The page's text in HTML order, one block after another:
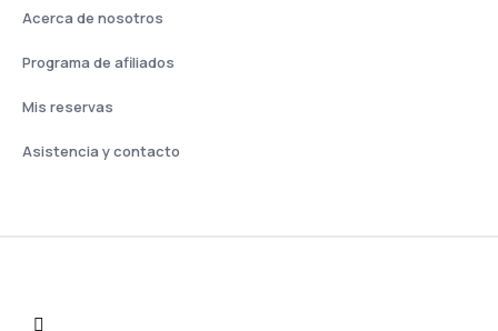
Acerca de nosotros
Programa de afiliados
Mis reservas
Asistencia y contacto